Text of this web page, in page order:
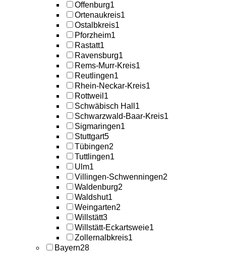
Offenburg1
Ortenaukreis1
Ostalbkreis1
Pforzheim1
Rastatt1
Ravensburg1
Rems-Murr-Kreis1
Reutlingen1
Rhein-Neckar-Kreis1
Rottweil 1
Schwäbisch Hall 1
Schwarzwald-Baar-Kreis1
Sigmaringen1
Stuttgart5
Tübingen2
Tuttlingen1
Ulm1
Villingen-Schwenningen2
Waldenburg2
Waldshut1
Weingarten2
Willstätt3
Willstätt-Eckartsweie1
Zollernalbkreis1
Bayern28